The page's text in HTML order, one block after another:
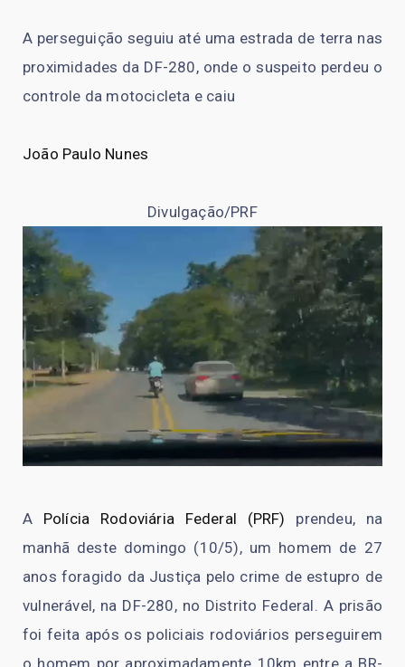
A perseguição seguiu até uma estrada de terra nas
proximidades da DF-280, onde o suspeito perdeu o
controle da motocicleta e caiu
João Paulo Nunes
Divulgação/PRF
A Polícia Rodoviária Federal (PRF) prendeu, na
manhã deste domingo (10/5), um homem de 27
anos foragido da Justiça pelo crime de estupro de
vulnerável, na DF-280, no Distrito Federal. A prisão
foi feita após os policiais rodoviários perseguirem
o homem por aproximadamente 10km entre a BR-